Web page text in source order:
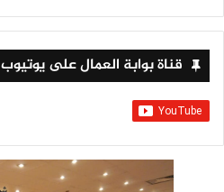
قناة بوابة العمال على يوتيوب